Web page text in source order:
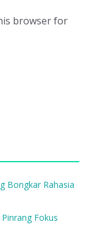
browser for
Bongkar Rahasia
Fokus